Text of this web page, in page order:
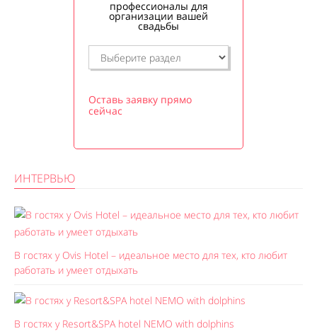
профессионалы для
организации вашей
свадьбы
Оставь заявку прямо
сейчас
ИНТЕРВЬЮ
В гостях у Ovis Hotel – идеальное место для тех, кто любит
работать и умеет отдыхать
В гостях у Resort&SPA hotel NEMO with dolphins